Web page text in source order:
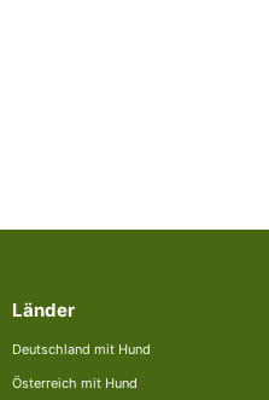
Länder
Deutschland mit Hund
Österreich mit Hund